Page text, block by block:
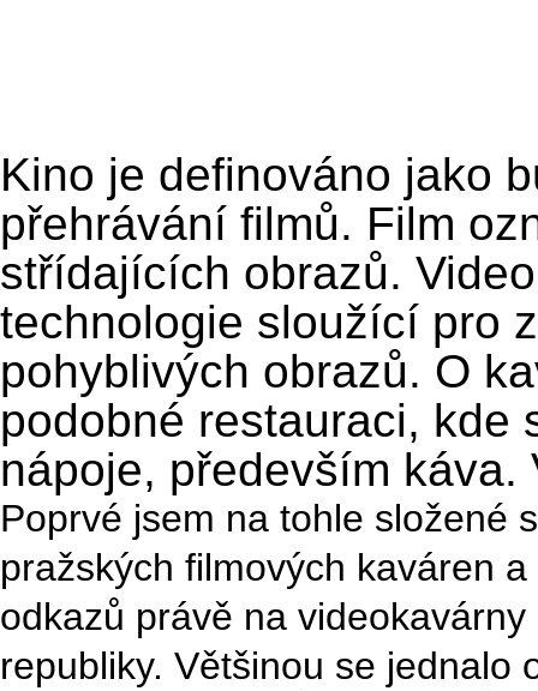
Kino je definováno jako
přehrávání filmů. Film
střídajících obrazů.
technologie sloužící pro
pohyblivých obrazů. O
podobné restauraci, kde
nápoje, především káva.
Poprvé jsem na tohle složené
pražských filmových kaváren
odkazů právě na
republiky. Většinou se jednalo